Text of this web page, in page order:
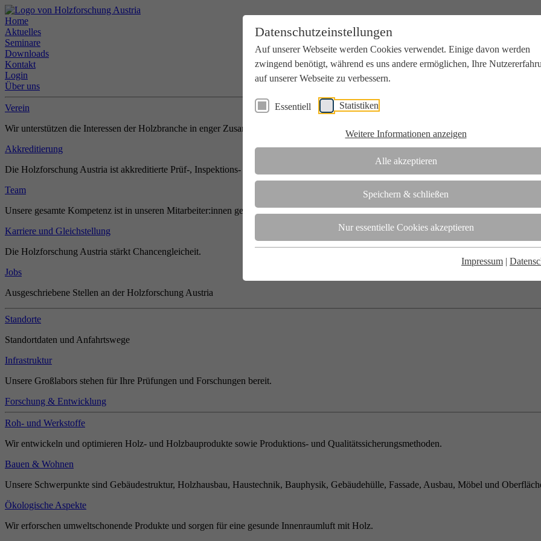
Datenschutzeinstellungen
Auf unserer Webseite werden Cookies verwendet. Einige davon werden
zwingend benötigt, während es uns andere ermöglichen, Ihre
auf unserer Webseite zu verbessern.
Essentiell Statistiken
Weitere Informationen anzeigen
Alle akzeptieren
Speichern & schließen
Nur essentielle Cookies akzeptieren
Impressum |
Home
Aktuelles
Seminare
Downloads
Kontakt
Login
Über uns
Verein
Wir unterstützen die Interessen der Holzbranche in enger Zusammenarbeit mit Wissenschaft und Wirtschaft.
Akkreditierung
Die Holzforschung Austria ist akkreditierte Prüf-, Inspektions- und Zertifizierungsstelle.
Team
Unsere gesamte Kompetenz ist in unseren Mitarbeiter:innen gebündelt
Karriere und Gleichstellung
Die Holzforschung Austria stärkt Chancengleicheit.
Jobs
Ausgeschriebene Stellen an der Holzforschung Austria
Standorte
Standortdaten und Anfahrtswege
Infrastruktur
Unsere Großlabors stehen für Ihre Prüfungen und Forschungen bereit.
Forschung & Entwicklung
Roh- und Werkstoffe
Wir entwickeln und optimieren Holz- und Holzbauprodukte sowie Produktions- und Qualitätssicherungsmethoden.
Bauen & Wohnen
Unsere Schwerpunkte sind Gebäudestruktur, Holzhausbau, Haustechnik, Bauphysik, Gebäudehülle, Fassade, Ausbau, Möbel und
Ökologische Aspekte
Wir erforschen umweltschonende Produkte und sorgen für eine gesunde Innenraumluft mit Holz.